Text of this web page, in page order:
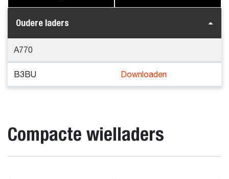
Oudere laders
A770
B3BU Downloaden
Compacte wielladers